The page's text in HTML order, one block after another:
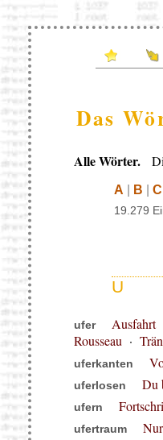
Das
Alle Wörter.
A B C
19.279
U
ufer Ausfahrt
Rousseau ·
uferkanten
uferlosen Du
ufern
ufertraum